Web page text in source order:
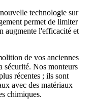
technologie sur
permet de limiter
augmente l'efficacité et
de vos anciennes
sécurité. Nos monteurs
récentes ; ils sont
avec des matériaux
chimiques.